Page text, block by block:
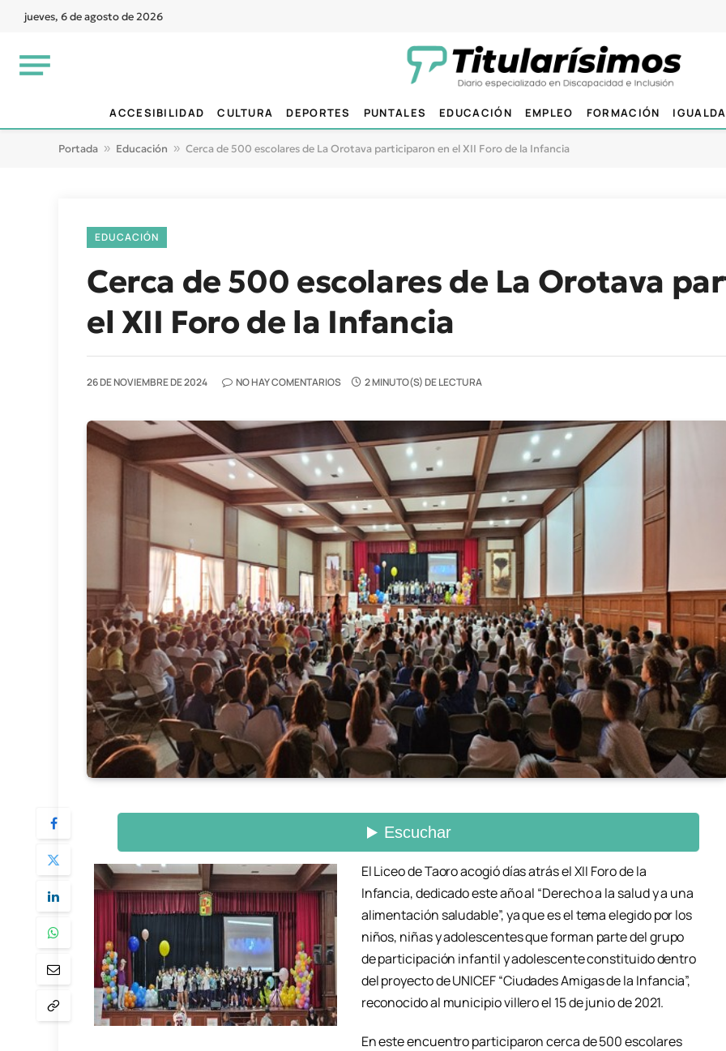
jueves, 6 de agosto de 2026
ACCESIBILIDAD CULTURA DEPORTES PUNTALES EDUCACIÓN EMPLEO FORMACIÓN
Portada » Educación » Cerca de 500 escolares de La Orotava participaron en el XII Foro de la Infancia
EDUCACIÓN
Cerca de 500 escolares de La Orotava
el XII Foro de la Infancia
26 DE NOVIEMBRE DE 2024 NO HAY COMENTARIOS 2 MINUTO(S) DE LECTURA
El Liceo de Taoro acogió días atrás el XII Foro de la
Infancia, dedicado este año al “Derecho a la salud y a una
alimentación saludable”, ya que es el tema elegido por los
niños, niñas y adolescentes que forman parte del grupo
de participación infantil y adolescente constituido dentro
del proyecto de UNICEF “Ciudades Amigas de la Infancia”,
reconocido al municipio villero el 15 de junio de 2021.
En este encuentro participaron cerca de 500 escolares